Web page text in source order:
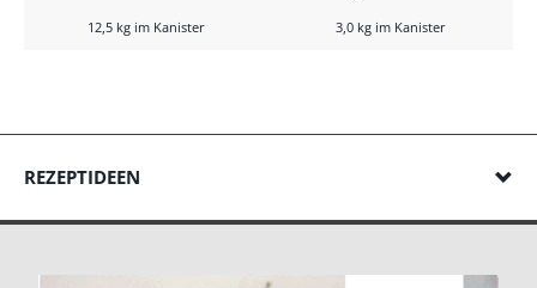
12,5 kg im Kanister 3,0 kg im Kanister
REZEPTIDEEN